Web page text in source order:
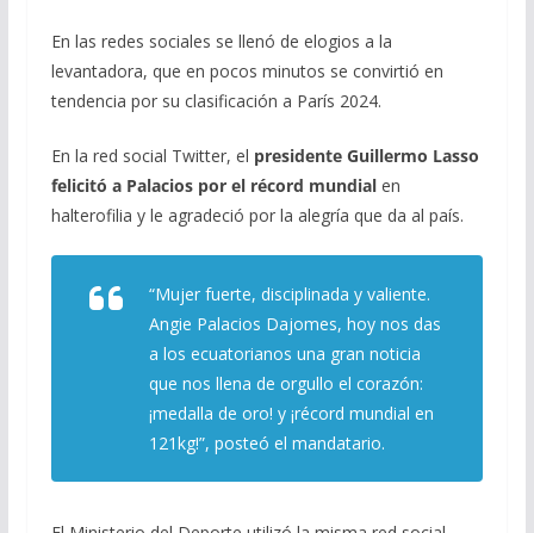
En las redes sociales se llenó de elogios a la
levantadora, que en pocos minutos se convirtió en
tendencia por su clasificación a París 2024.
En la red social Twitter, el presidente Guillermo Lasso
felicitó a Palacios por el récord mundialen
halterofilia y le agradeció por la alegría que da al país.
“Mujer fuerte, disciplinada y valiente.
Angie Palacios Dajomes, hoy nos das
a los ecuatorianos una gran noticia
que nos llena de orgullo el corazón:
¡medalla de oro! y ¡récord mundial en
121kg!”, posteó el mandatario.